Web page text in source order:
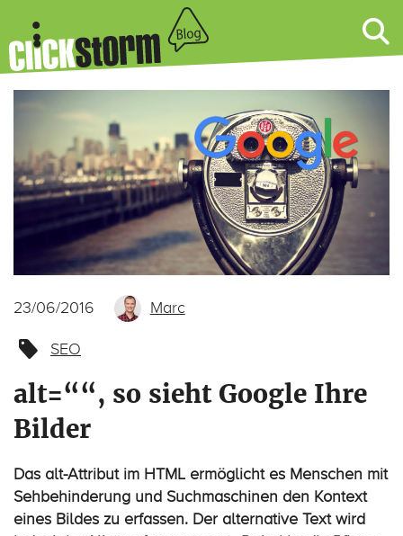
23/06/2016 Marc
SEO
alt=““, so sieht Google Ihre
Bilder
Das alt-Attribut im HTML ermöglicht es Menschen mit
Sehbehinderung und Suchmaschinen den Kontext
eines Bildes zu erfassen. Der alternative Text wird